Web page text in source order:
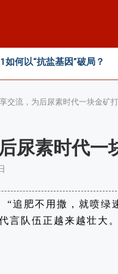
业科创新征程，盛会重磅启
施肥守护沃土良田
交流，为后尿素时代一块金矿打
尿素时代一
“追肥不用撒，就喷绿
言队伍正越来越壮大。